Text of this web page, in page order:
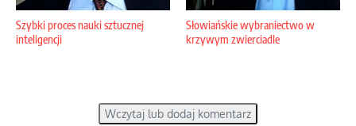
Szybki proces nauki sztucznej
inteligencji
Słowiańskie wybraniectwo w
krzywym zwierciadle
Wczytaj lub dodaj komentarz